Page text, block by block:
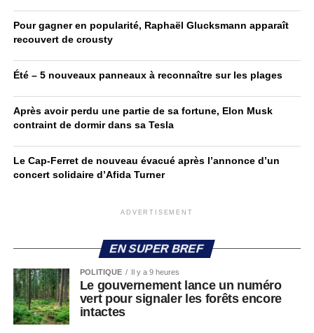
Pour gagner en popularité, Raphaël Glucksmann apparaît
recouvert de crousty
Été – 5 nouveaux panneaux à reconnaître sur les plages
Après avoir perdu une partie de sa fortune, Elon Musk
contraint de dormir dans sa Tesla
Le Cap-Ferret de nouveau évacué après l’annonce d’un
concert solidaire d’Afida Turner
ADVERTISEMENT
EN SUPER BREF
POLITIQUE Il y a 9 heures
Le gouvernement lance un numéro
vert pour signaler les forêts encore
intactes